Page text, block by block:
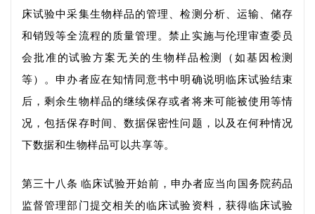
床试验中采集生物样品的管理、检测 分析、运输、储存
和销毁等全流程的质量管理。禁止实施与伦理审查委员
会批准的试验方案无关的生物样品检测（如基因 检测
等）。 申办者应在知情同意书中明确说明临床试验结束
后，剩余生物样品的继续保存或者将来可能被使用等情
况，包括保存时间、 数据保密性问题 ， 以及在何种情况
下数据和生物样品可以共享等。
第三十八条 临床试验开始前，申办者应当向国务院药品
监督管理部门提交相关的临床试验资料，获得临床试验